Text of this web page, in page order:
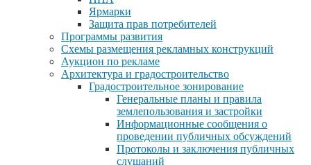
Ярмарки
Защита прав потребителей
Программы развития
Схемы размещения рекламных конструкций
Аукцион по рекламе
Архитектура и градостроительство
Градостроительное зонирование
Генеральные планы и правила
землепользования и застройки
Информационные сообщения о
проведении публичных обсуждений
Протоколы и заключения публичных
слушаний